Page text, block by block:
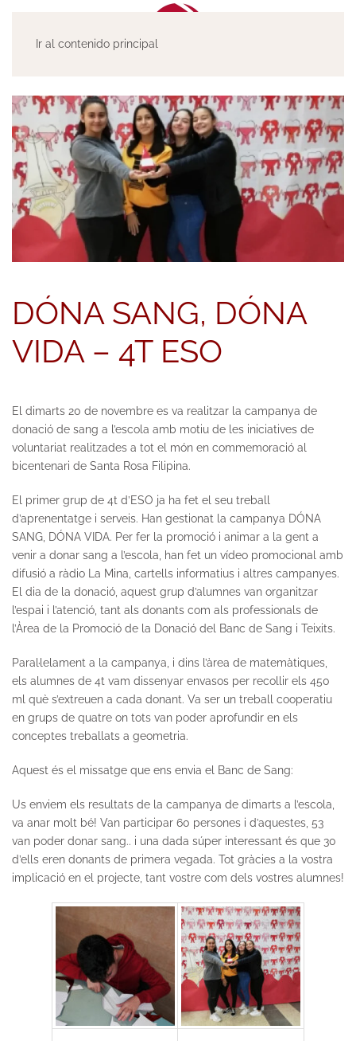
Ir al contenido principal
DÓNA SANG, DÓNA
VIDA – 4T ESO
El dimarts 20 de novembre es va realitzar la campanya de
donació de sang a l’escola amb motiu de les iniciatives de
voluntariat realitzades a tot el món en commemoració al
bicentenari de Santa Rosa Filipina.
El primer grup de 4t d’ESO ja ha fet el seu treball
d’aprenentatge i serveis. Han gestionat la campanya DÓNA
SANG, DÓNA VIDA. Per fer la promoció i animar a la gent a
venir a donar sang a l’escola, han fet un vídeo promocional amb
difusió a ràdio La Mina, cartells informatius i altres campanyes.
El dia de la donació, aquest grup d’alumnes van organitzar
l’espai i l’atenció, tant als donants com als professionals de
l’Àrea de la Promoció de la Donació del Banc de Sang i Teixits.
Paral·lelament a la campanya, i dins l’àrea de matemàtiques,
els alumnes de 4t vam dissenyar envasos per recollir els 450
ml què s’extreuen a cada donant. Va ser un treball cooperatiu
en grups de quatre on tots van poder aprofundir en els
conceptes treballats a geometria.
Aquest és el missatge que ens envia el Banc de Sang:
Us enviem els resultats de la campanya de dimarts a l’escola,
va anar molt bé! Van participar 60 persones i d’aquestes, 53
van poder donar sang.. i una dada súper interessant és que 30
d’ells eren donants de primera vegada. Tot gràcies a la vostra
implicació en el projecte, tant vostre com dels vostres alumnes!